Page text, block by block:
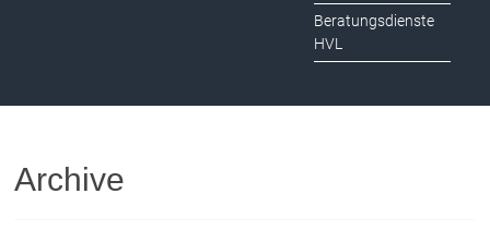
Beratungsdienste
HVL
Archive